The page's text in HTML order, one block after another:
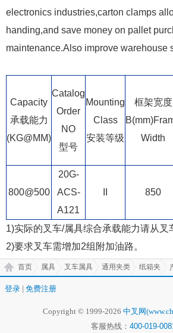
electronics industries,carton clamps
handing,and save money on pallet
maintenance.Also improve warehouse
Capacity
承载能力
(KG@MM)
Catalog
Order
NO
型号
Mounting
Class
安装等级
框架宽度
Width
800@500
20G-
ACS-
A121
850
1)实际的叉车/属具综合承载能力请从叉
2)要求叉车需增加2组附加油路。
首页 属具 叉车属具 通用夹类 纸箱夹
登录 免费注册
Copyright © 1999-2026 中叉网
客服热线： 400-019-